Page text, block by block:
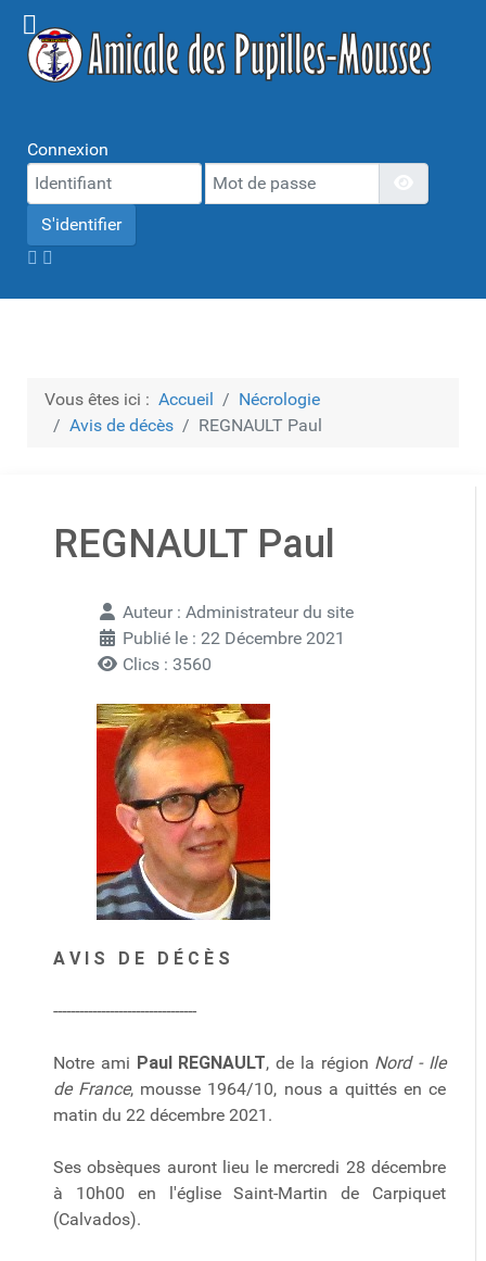
Connexion
Mot de passe
S'identifier
Vous êtes ici : Accueil
Nécrologie
Avis de décès
REGNAULT Paul
REGNAULT Paul
Détails Auteur : Administrateur du site
Publié le : 22 Décembre 2021
Clics : 3560
A V I S D E D É C È S
---------------------------------
Notre ami Paul REGNAULT, de la région Nord - Ile
de France, mousse 1964/10, nous a quittés en ce
matin du 22 décembre 2021.
Ses obsèques auront lieu le mercredi 28 décembre
à 10h00 en l'église Saint-Martin de Carpiquet
(Calvados).